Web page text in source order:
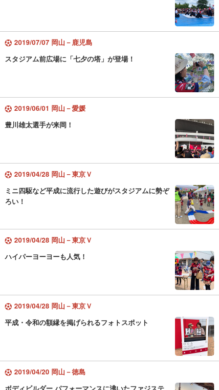
2019/07/07 岡山－鹿児島
スタジアム前広場に「七夕の塔」が登場！
2019/06/01 岡山－愛媛
豊川雄太選手が来岡！
2019/04/28 岡山－東京Ｖ
ミニ四駆など平成に流行した遊びがスタジアムに勢ぞ
ろい！
2019/04/28 岡山－東京Ｖ
ハイパーヨーヨーも人気！
2019/04/28 岡山－東京Ｖ
平成・令和の額縁を掲げられるフォトスポット
2019/04/20 岡山－徳島
ボディビルダー パフォーマンスに沸いたファジステ